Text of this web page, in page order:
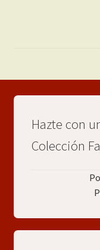
Hazte con
Colección